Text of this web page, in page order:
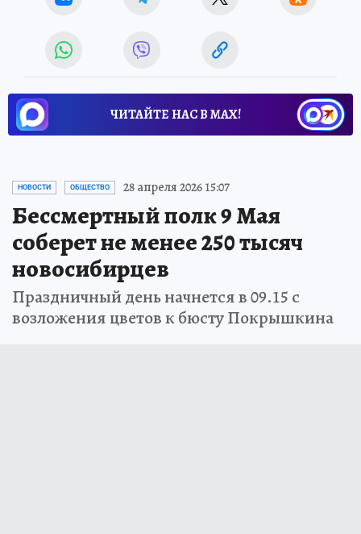
ЧИТАЙТЕ НАС В МАХ!
НОВОСТИ ОБЩЕСТВО 28 апреля 2026 15:07
Бессмертный полк 9 Мая
соберет не менее 250 тысяч
новосибирцев
Праздничный день начнется в 09.15 с
возложения цветов к бюсту Покрышкина